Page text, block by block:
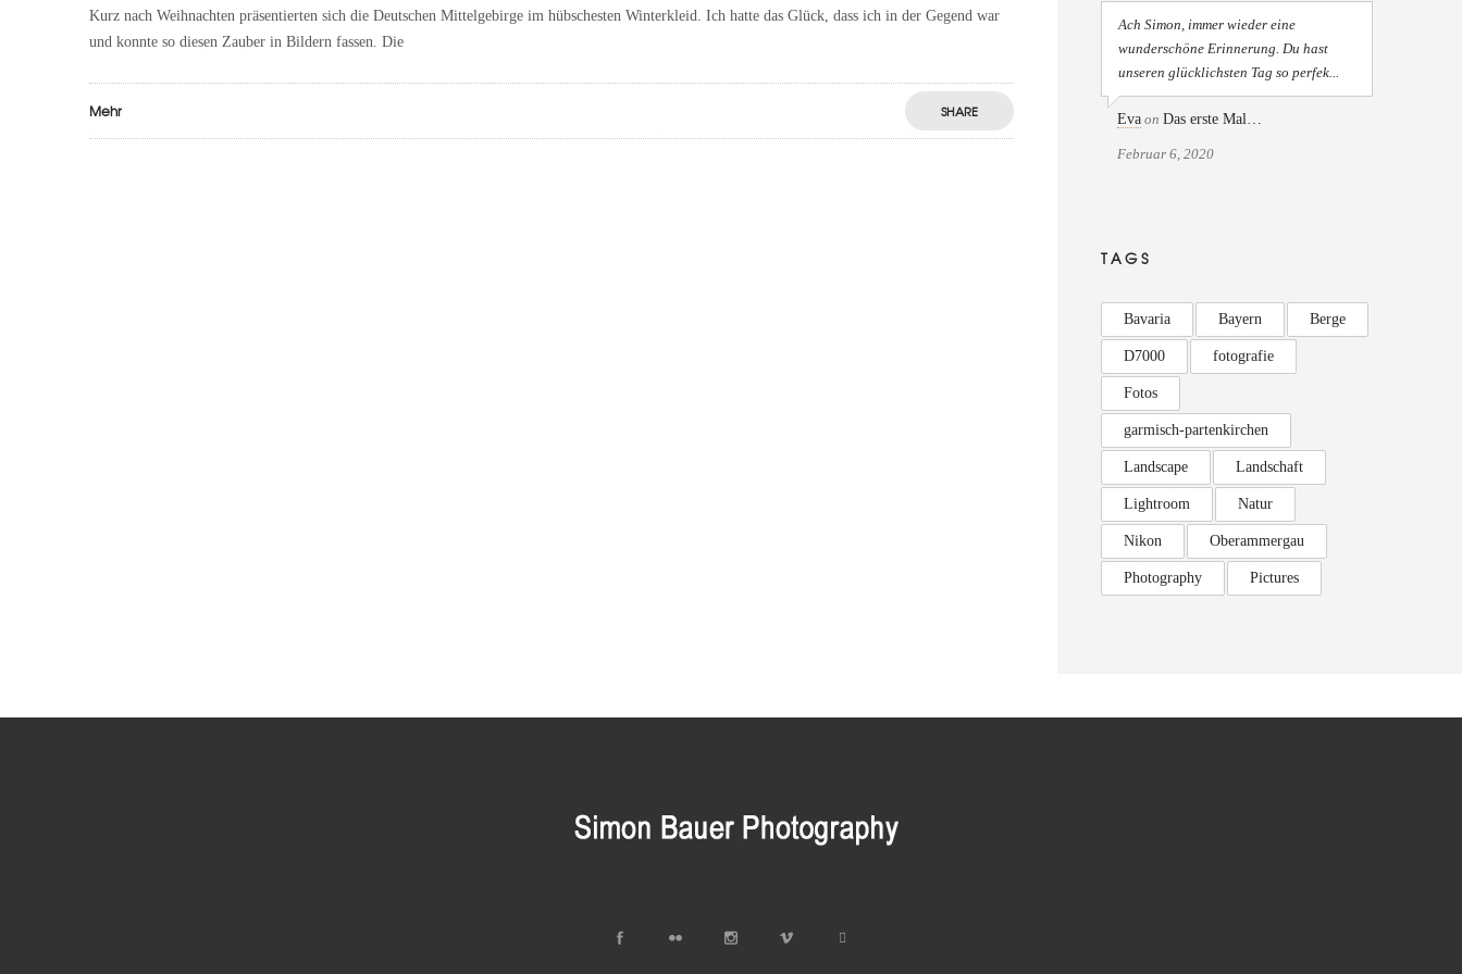
Kurz nach Weihnachten präsentierten sich die Deutschen Mittelgebirge im hübschesten Winterkleid. Ich hatte das Glück, dass ich in der Gegend war
und konnte so diesen Zauber in Bildern fassen. Die
Mehr SHARE
Ach Simon, immer wieder eine
wunderschöne Erinnerung. Du hast
unseren glücklichsten Tag so perfek...
Eva on Das erste Mal…
Februar 6, 2020
TAGS
Bavaria Bayern Berge
D7000 fotografie
Fotos
garmisch-partenkirchen
Landscape Landschaft
Lightroom Natur
Nikon Oberammergau
Photography Pictures